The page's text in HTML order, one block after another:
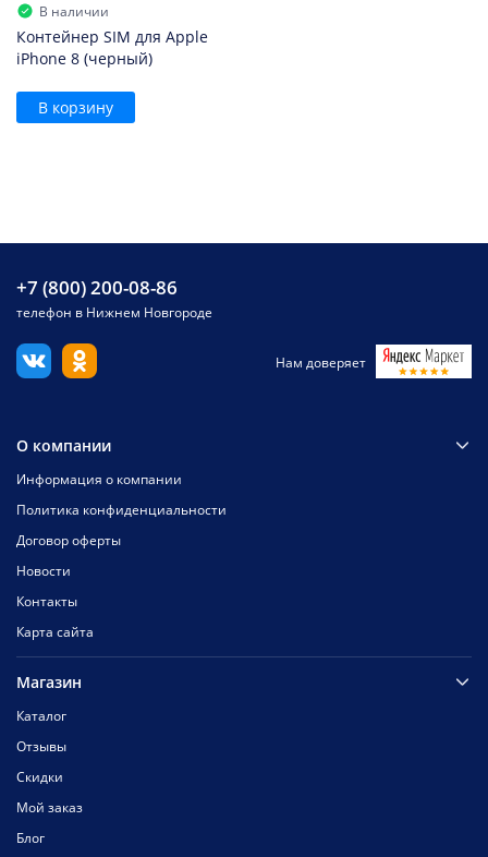
В наличии
Контейнер SIM для Apple
iPhone 8 (черный)
В корзину
+7 (800) 200-08-86
телефон в Нижнем Новгороде
Нам доверяет
О компании
Информация о компании
Политика конфиденциальности
Договор оферты
Новости
Контакты
Карта сайта
Магазин
Каталог
Отзывы
Скидки
Мой заказ
Блог